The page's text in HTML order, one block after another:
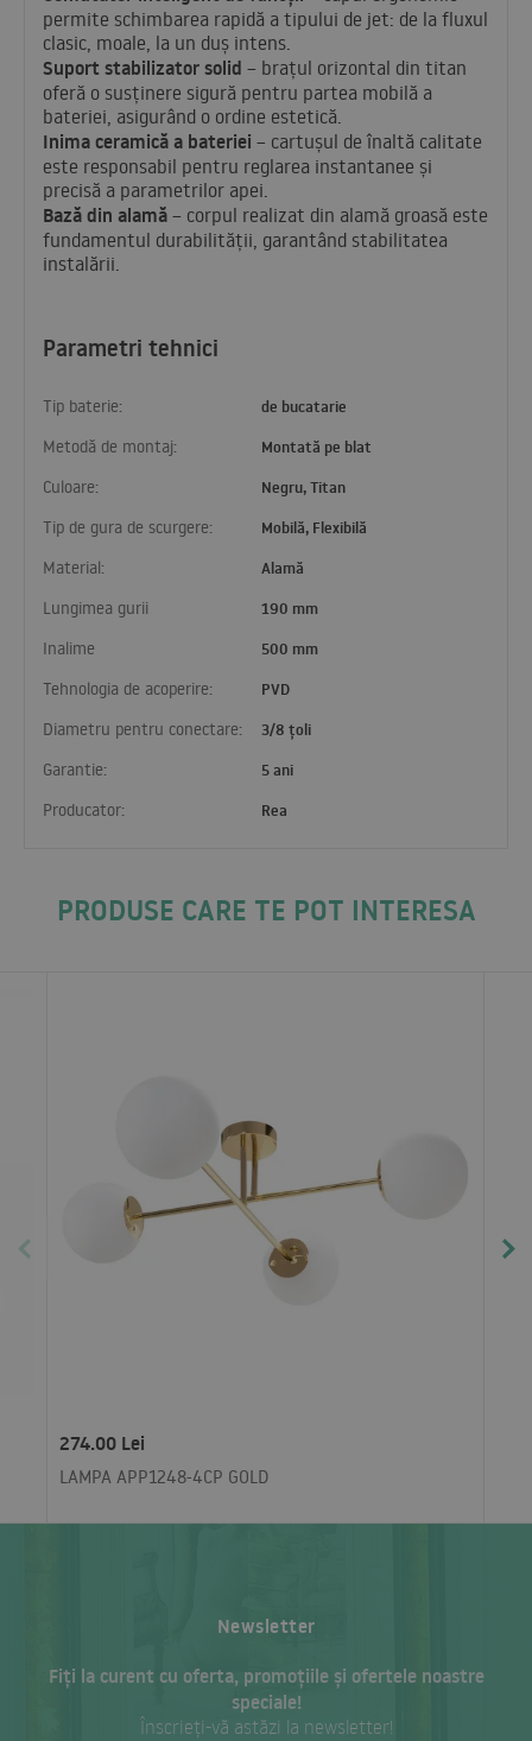
Parametri tehnici
Tip baterie:
de bucatarie
Metodă de montaj:
Montată pe blat
Culoare:
Negru, Titan
Tip de gura de scurgere:
Mobilă, Flexibilă
Material:
Alamă
Lungimea gurii
190 mm
Inalime
500 mm
Tehnologia de acoperire:
PVD
Diametru pentru conectare:
3/8 țoli
Garantie:
5 ani
Producator:
Rea
permite schimbarea rapidă a tipului de jet: de la fluxul
clasic, moale, la un duș intens.
Suport stabilizator solid – brațul orizontal din titan
oferă o susținere sigură pentru partea mobilă a
bateriei, asigurând o ordine estetică.
Inima ceramică a bateriei – cartușul de înaltă calitate
este responsabil pentru reglarea instantanee și
precisă a parametrilor apei.
Bază din alamă – corpul realizat din alamă groasă este
fundamentul durabilității, garantând stabilitatea
instalării.
PRODUSE CARE TE POT INTERESA
274.00 Lei
LAMPA APP1248-4CP GOLD
Newsletter
Fiți la curent cu oferta, promoțiile și ofertele noastre
speciale!
Înscrieți-vă astăzi la newsletter!